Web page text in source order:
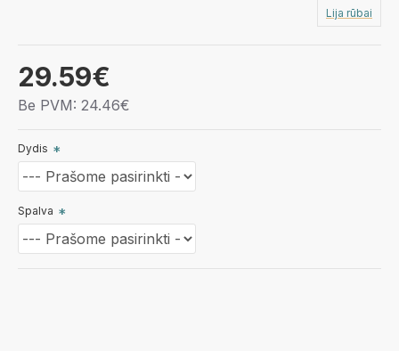
29.59€
Be PVM: 24.46€
Lija rūbai
Dydis
Spalva